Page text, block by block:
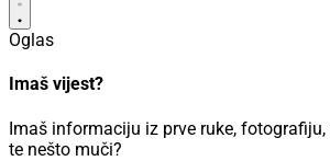
Oglas
Imaš vijest?
Imaš informaciju iz prve ruke,
te nešto muči?